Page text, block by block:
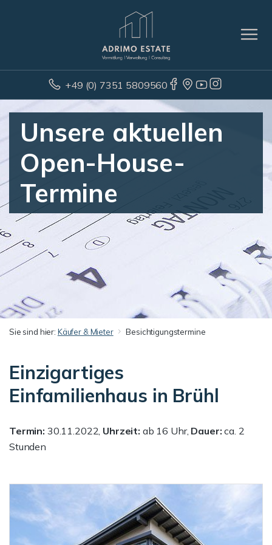
+49 (0) 7351 5809560
Unsere aktuellen
Open-House-
Termine
Sie sind hier: Käufer & Mieter Besichtigungstermine
Einzigartiges
Einfamilienhaus in Brühl
Termin: 30.11.2022, Uhrzeit: ab 16 Uhr, Dauer: ca. 2
Stunden